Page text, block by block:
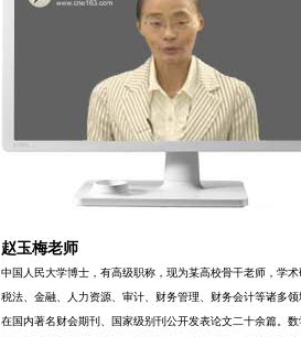
赵玉梅老师
中国人民大学博士，有高级职称，现为某高校骨干老师，学
税法、金融、人力资源、审计、财务管理、财务会计等诸多
在国内著名财会期刊、国家级别刊公开发表论文二十余篇。